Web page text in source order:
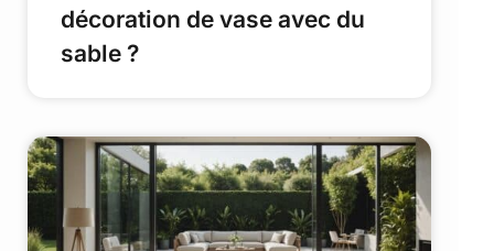
décoration de vase avec du
sable ?